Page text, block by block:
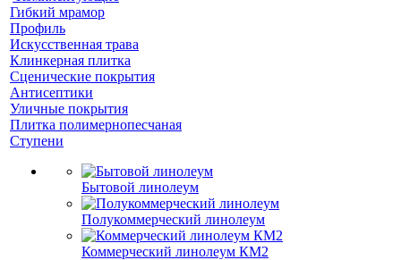
Гибкий мрамор
Профиль
Искусственная трава
Клинкерная плитка
Сценические покрытия
Антисептики
Уличные покрытия
Плитка полимернопесчаная
Ступени
Бытовой линолеум
Полукоммерческий линолеум
Коммерческий линолеум КМ2